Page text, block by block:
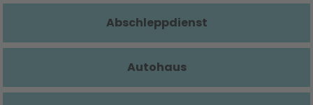
Abschleppdienst
Autohaus